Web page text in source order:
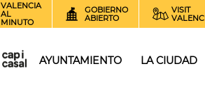
VALENCIA
AL
MINUTO
GOBIERNO
ABIERTO
VISIT
AYUNTAMIENTO LA CIUDAD